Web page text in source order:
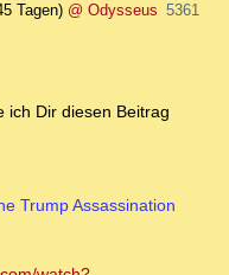
Tagen) @ Odysseus 5361
ich Dir diesen Beitrag
Trump Assassination